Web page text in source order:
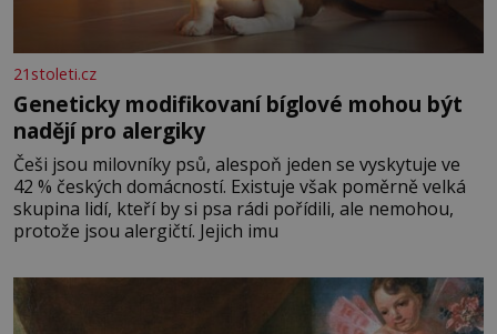
21stoleti.cz
Geneticky modifikovaní bíglové mohou být
nadějí pro alergiky
Češi jsou milovníky psů, alespoň jeden se vyskytuje ve
42 % českých domácností. Existuje však poměrně velká
skupina lidí, kteří by si psa rádi pořídili, ale nemohou,
protože jsou alergičtí. Jejich imu